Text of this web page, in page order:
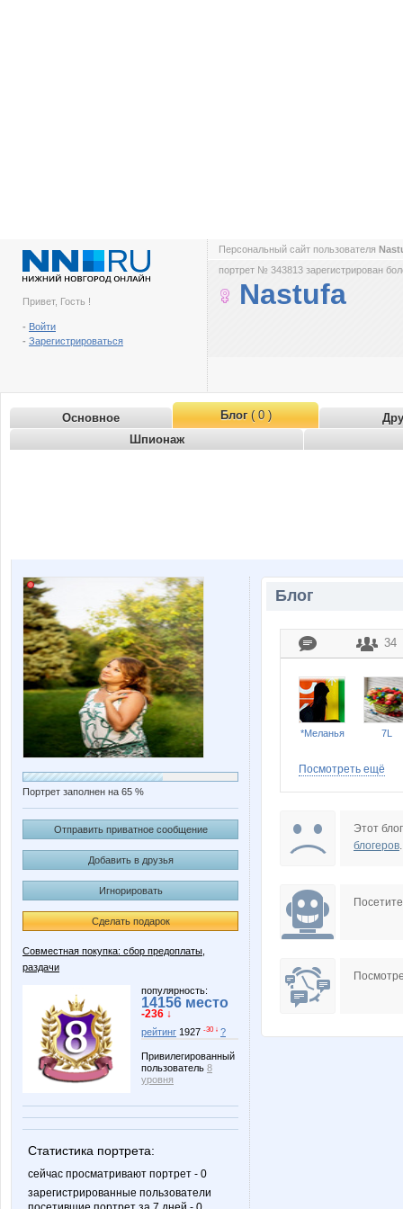
Привет, Гость !
- Войти
- Зарегистрироваться
Персональный сайт пользователя
портрет № 343813 зарегистрирован
Nastufa
Основное Блог( 0 )
Шпионаж
Портрет заполнен на 65 %
Отправить приватное сообщение
Добавить в друзья
Игнорировать
Сделать подарок
Совместная покупка: сбор предоплаты,
раздачи
популярность:
14156 место
-236 ↓
рейтинг 1927 -30 ↓ ?
Привилегированный
пользователь 8
уровня
Статистика портрета:
сейчас просматривают портрет - 0
зарегистрированные пользователи
Блог
34
*Меланья 7L
KissNet
Посмотреть ещё
Этот
блогеров.